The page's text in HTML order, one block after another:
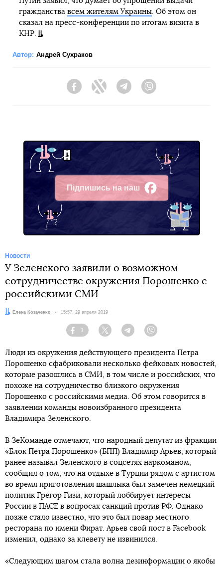
гражданства всем жителям Украины. Об этом он
сказал на пресс-конференции по итогам визита в
КНР.
Автор: Андрей Сухраков
FacebookTwitter Telegram
Підпишись на наш
Facebook
Новости
У Зеленского заявили о возможном
сотрудничестве окружения Порошенко с
российскими СМИ
Автор:Елена Козаченко Дата:
15:57, 29 апреля 2019
Facebook
1
Twitter TelegramViber
Люди из окружения действующего президента Петра
Порошенко сфабриковали несколько фейковых новостей,
которые разошлись в СМИ, в том числе и российских, что
похоже на сотрудничество близкого окружения
Порошенко с российскими медиа. Об этом говорится в
заявлении команды новоизбранного президента
Владимира Зеленского.
В ЗеКоманде отмечают, что народный депутат из фракции
«Блок Петра Порошенко» (БПП) Владимир Арьев, который
ранее называл Зеленского в соцсетях наркоманом,
сообщил о том, что на отдыхе в Турции рядом с артистом
во время приготовления шашлыка был замечен немецкий
политик Грегор Гизи, который лоббирует интересы
России в ПАСЕ в вопросах санкций против РФ. Однако
позже стало известно, что это был повар местного
ресторана по имени Фират. Арьев свой пост в Facebook
изменил, однако за клевету не извинился.
«Следующим шагом стала волна дезинформации о якобы